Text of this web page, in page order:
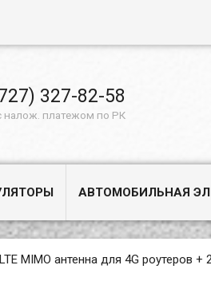
327-82-58
налож. платежом по РК
АВТОМОБИЛЬНАЯ
MIMO антенна для 4G роутеров +